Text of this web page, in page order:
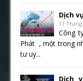
Dịch
11
Công
Phát , một trong
tư uy...
Dịch